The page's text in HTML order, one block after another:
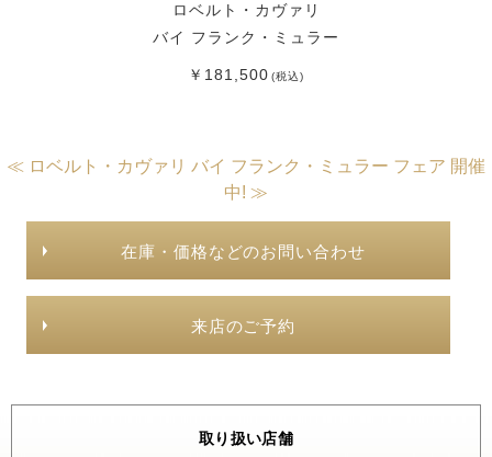
ロベルト・カヴァリ
バイ フランク・ミュラー
￥181,500(税込)
≪ ロベルト・カヴァリ バイ フランク・ミュラー フェア 開催
中! ≫
在庫・価格などのお問い合わせ
来店のご予約
取り扱い店舗